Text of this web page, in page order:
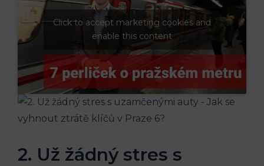
Click to accept marketing cookies and
enable this content
2. Už žádný stres s